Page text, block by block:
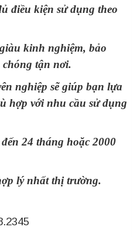
điều kiện sử dụng theo
kinh nghiệm, bảo
tận nơi.
nghiệp sẽ giúp bạn lựa
hợp với nhu cầu sử dụng
24 tháng hoặc 2000
lý nhất thị trường.